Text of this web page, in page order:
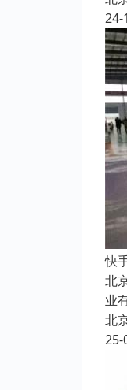
24-
快
北
业
北
25-